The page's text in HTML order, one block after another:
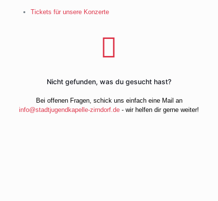
Tickets für unsere Konzerte
Nicht gefunden, was du gesucht hast?
Bei offenen Fragen, schick uns einfach eine Mail an
info@stadtjugendkapelle-zirndorf.de - wir helfen dir gerne weiter!